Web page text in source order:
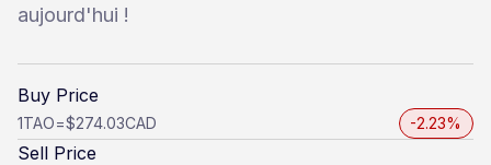
aujourd'hui !
Buy Price
1TAO=$274.03CAD -2.23%
Sell Price